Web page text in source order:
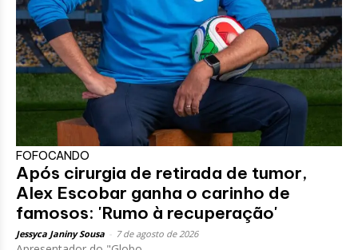
FOFOCANDO
Após cirurgia de retirada de tumor,
Alex Escobar ganha o carinho de
famosos: 'Rumo à recuperação'
Jessyca Janiny Sousa 7 de agosto de 2026